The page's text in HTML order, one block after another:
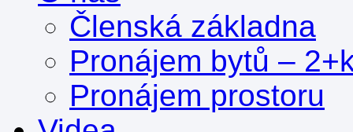
Členská základna
Pronájem bytů –
Pronájem prostoru